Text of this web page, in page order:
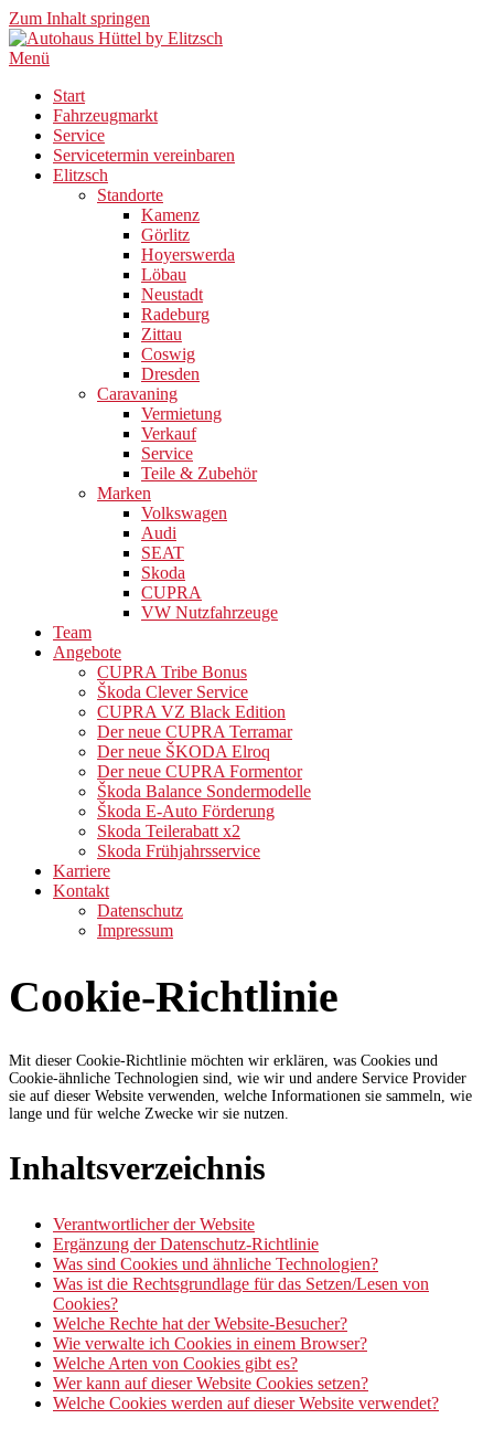
Zum Inhalt springen
Menü
Start
Fahrzeugmarkt
Service
Servicetermin vereinbaren
Elitzsch
Standorte
Kamenz
Görlitz
Hoyerswerda
Löbau
Neustadt
Radeburg
Zittau
Coswig
Dresden
Caravaning
Vermietung
Verkauf
Service
Teile & Zubehör
Marken
Volkswagen
Audi
SEAT
Skoda
CUPRA
VW Nutzfahrzeuge
Team
Angebote
CUPRA Tribe Bonus
Škoda Clever Service
CUPRA VZ Black Edition
Der neue CUPRA Terramar
Der neue ŠKODA Elroq
Der neue CUPRA Formentor
Škoda Balance Sondermodelle
Škoda E-Auto Förderung
Skoda Teilerabatt x2
Skoda Frühjahrsservice
Karriere
Kontakt
Datenschutz
Impressum
Cookie-Richtlinie
Mit dieser Cookie-Richtlinie möchten wir erklären, was Cookies und
Cookie-ähnliche Technologien sind, wie wir und andere Service Provider
sie auf dieser Website verwenden, welche Informationen sie sammeln, wie
lange und für welche Zwecke wir sie nutzen.
Inhaltsverzeichnis
Verantwortlicher der Website
Ergänzung der Datenschutz-Richtlinie
Was sind Cookies und ähnliche Technologien?
Was ist die Rechtsgrundlage für das Setzen/Lesen von
Cookies?
Welche Rechte hat der Website-Besucher?
Wie verwalte ich Cookies in einem Browser?
Welche Arten von Cookies gibt es?
Wer kann auf dieser Website Cookies setzen?
Welche Cookies werden auf dieser Website verwendet?